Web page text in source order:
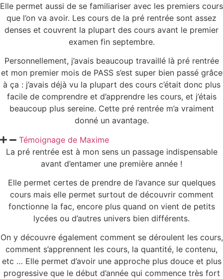
Elle permet aussi de se familiariser avec les premiers cours
que l’on va avoir. Les cours de la pré rentrée sont assez
denses et couvrent la plupart des cours avant le premier
examen fin septembre.
Personnellement, j’avais beaucoup travaillé là pré rentrée
et mon premier mois de PASS s’est super bien passé grâce
à ça : j’avais déjà vu la plupart des cours c’était donc plus
facile de comprendre et d’apprendre les cours, et j’étais
beaucoup plus sereine. Cette pré rentrée m’a vraiment
donné un avantage.
Témoignage de Maxime
La pré rentrée est à mon sens un passage indispensable
avant d’entamer une première année !
Elle permet certes de prendre de l’avance sur quelques
cours mais elle permet surtout de découvrir comment
fonctionne la fac, encore plus quand on vient de petits
lycées ou d’autres univers bien différents.
On y découvre également comment se déroulent les cours,
comment s’apprennent les cours, la quantité, le contenu,
etc … Elle permet d’avoir une approche plus douce et plus
progressive que le début d’année qui commence très fort